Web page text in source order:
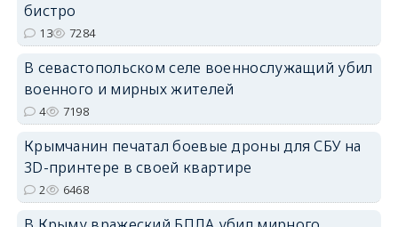
бистро
13 7284
В севастопольском селе военнослужащий убил
военного и мирных жителей
4 7198
Крымчанин печатал боевые дроны для СБУ на
3D-принтере в своей квартире
2 6468